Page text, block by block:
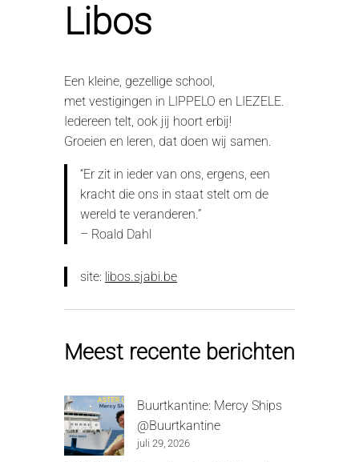
Libos
Een kleine, gezellige school,
met vestigingen in LIPPELO en LIEZELE.
Iedereen telt, ook jij hoort erbij!
Groeien en leren, dat doen wij samen.
“Er zit in ieder van ons, ergens, een
kracht die ons in staat stelt om de
wereld te veranderen.”
– Roald Dahl
site: libos.sjabi.be
Meest recente berichten
Buurtkantine: Mercy Ships
@Buurtkantine
juli 29, 2026